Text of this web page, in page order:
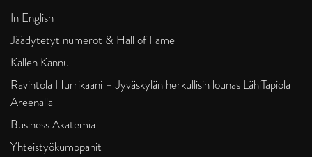
In English
Jäädytetyt numerot & Hall of Fame
Kallen Kannu
Ravintola Hurrikaani – Jyväskylän herkullisin lounas LähiTapiola
Areenalla
Business Akatemia
Yhteistyökumppanit